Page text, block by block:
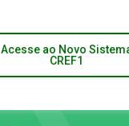
Acesse ao Novo
CREF1